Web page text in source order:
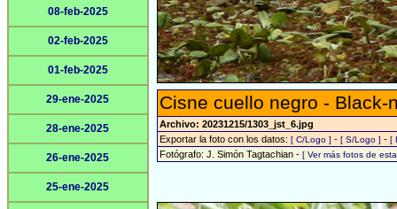
08-feb-2025
02-feb-2025
01-feb-2025
29-ene-2025
28-ene-2025
26-ene-2025
25-ene-2025
Cisne cuello negro -
Archivo: 20231215/1303_jst_6.jpg
Exportar la foto con los datos: [ C/Logo ] - [ S/Logo ] - [
Fotógrafo: J. Simón Tagtachian - [ Ver más fotos de